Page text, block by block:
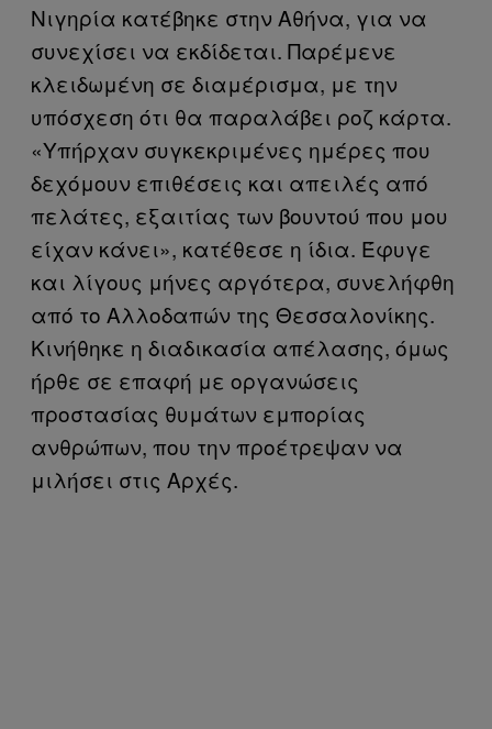
Νιγηρία κατέβηκε στην Αθήνα, για να
συνεχίσει να εκδίδεται. Παρέμενε
κλειδωμένη σε διαμέρισμα, με την
υπόσχεση ότι θα παραλάβει ροζ κάρτα.
«Υπήρχαν συγκεκριμένες ημέρες που
δεχόμουν επιθέσεις και απειλές από
πελάτες, εξαιτίας των βουντού που μου
είχαν κάνει», κατέθεσε η ίδια. Έφυγε
και λίγους μήνες αργότερα, συνελήφθη
από το Αλλοδαπών της Θεσσαλονίκης.
Κινήθηκε η διαδικασία απέλασης, όμως
ήρθε σε επαφή με οργανώσεις
προστασίας θυμάτων εμπορίας
ανθρώπων, που την προέτρεψαν να
μιλήσει στις Αρχές.